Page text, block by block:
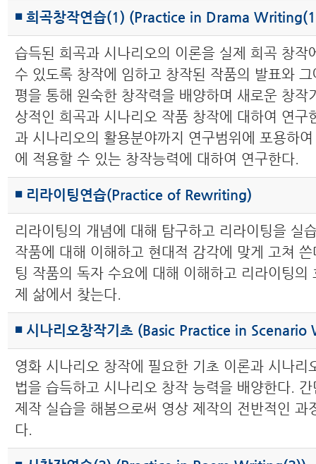
◾ 희곡창작연습(1) (Practice in Drama
습득된 희곡과 시나리오의 이론을 실제 희곡 창작
수 있도록 창작에 임하고 창작된 작품의 발표와
평을 통해 원숙한 창작력을 배양하며 새로운 창작
상적인 희곡과 시나리오 작품 창작에 대하여 연구
과 시나리오의 활용분야까지 연구범위에 포용하
에 적용할 수 있는 창작능력에 대하여 연구한다.
◾ 리라이팅연습(Practice of Rewriting)
리라이팅의 개념에 대해 탐구하고 리라이팅을 실
작품에 대해 이해하고 현대적 감각에 맞게 고쳐
팅 작품의 독자 수요에 대해 이해하고 리라이팅의
제 삶에서 찾는다.
◾ 시나리오창작기초 (Basic Practice in
영화 시나리오 창작에 필요한 기초 이론과 시나리
법을 습득하고 시나리오 창작 능력을 배양한다.
제작 실습을 해봄으로써 영상 제작의 전반적인 과
다.